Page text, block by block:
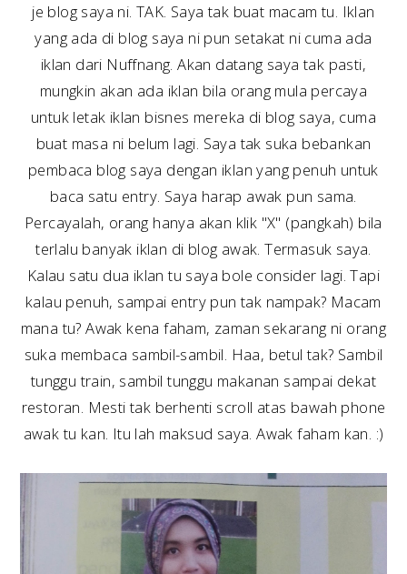
je blog saya ni. TAK. Saya tak buat macam tu. Iklan
yang ada di blog saya ni pun setakat ni cuma ada
iklan dari Nuffnang. Akan datang saya tak pasti,
mungkin akan ada iklan bila orang mula percaya
untuk letak iklan bisnes mereka di blog saya, cuma
buat masa ni belum lagi. Saya tak suka bebankan
pembaca blog saya dengan iklan yang penuh untuk
baca satu entry. Saya harap awak pun sama.
Percayalah, orang hanya akan klik "X" (pangkah) bila
terlalu banyak iklan di blog awak. Termasuk saya.
Kalau satu dua iklan tu saya bole consider lagi. Tapi
kalau penuh, sampai entry pun tak nampak? Macam
mana tu? Awak kena faham, zaman sekarang ni orang
suka membaca sambil-sambil. Haa, betul tak? Sambil
tunggu train, sambil tunggu makanan sampai dekat
restoran. Mesti tak berhenti scroll atas bawah phone
awak tu kan. Itu lah maksud saya. Awak faham kan. :)